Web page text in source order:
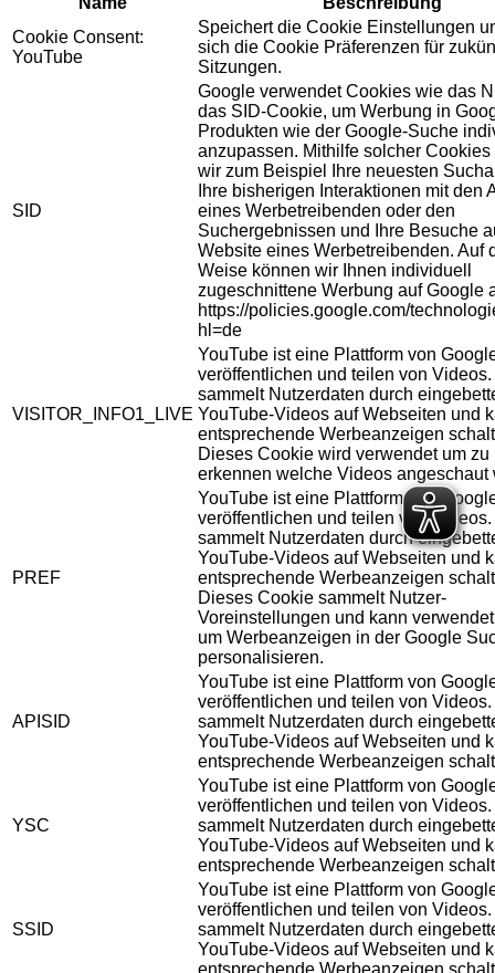
Cookie Consent:
YouTube
Speichert die Cookie Einstellungen
sich die Cookie Präferenzen für
Sitzungen.
SID
Google verwendet Cookies wie das
das SID-Cookie, um Werbung in
Produkten wie der Google-Suche
anzupassen. Mithilfe solcher Cookies
wir zum Beispiel Ihre neuesten
Ihre bisherigen Interaktionen mit den
eines Werbetreibenden oder den
Suchergebnissen und Ihre Besuche
Website eines Werbetreibenden. Auf
Weise können wir Ihnen individuell
zugeschnittene Werbung auf Google
https://policies.google.com/
hl=de
VISITOR_INFO1_LIVE
YouTube ist eine Plattform von
veröffentlichen und teilen von
sammelt Nutzerdaten durch
YouTube-Videos auf Webseiten und
entsprechende Werbeanzeigen
Dieses Cookie wird verwendet um zu
erkennen welche Videos angeschaut
PREF
YouTube ist eine Plattform von
veröffentlichen und teilen von
sammelt Nutzerdaten durch
YouTube-Videos auf Webseiten und
entsprechende Werbeanzeigen
Dieses Cookie sammelt Nutzer-
Voreinstellungen und kann
um Werbeanzeigen in der Google
personalisieren.
APISID
YouTube ist eine Plattform von
veröffentlichen und teilen von
sammelt Nutzerdaten durch
YouTube-Videos auf Webseiten und
entsprechende Werbeanzeigen
YSC
YouTube ist eine Plattform von
veröffentlichen und teilen von
sammelt Nutzerdaten durch
YouTube-Videos auf Webseiten und
entsprechende Werbeanzeigen
SSID
YouTube ist eine Plattform von
veröffentlichen und teilen von
sammelt Nutzerdaten durch
YouTube-Videos auf Webseiten und
entsprechende Werbeanzeigen